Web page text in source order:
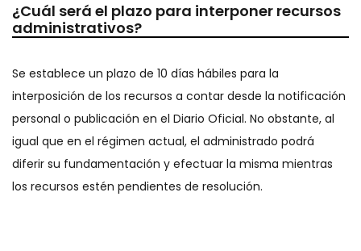
¿Cuál será el plazo para interponer recursos
administrativos?
Se establece un plazo de 10 días hábiles para la
interposición de los recursos a contar desde la notificación
personal o publicación en el Diario Oficial. No obstante, al
igual que en el régimen actual, el administrado podrá
diferir su fundamentación y efectuar la misma mientras
los recursos estén pendientes de resolución.